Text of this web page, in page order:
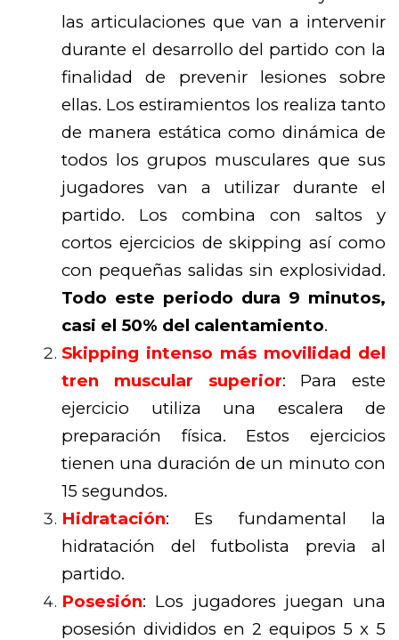
las articulaciones que van a intervenir
durante el desarrollo del partido con la
finalidad de prevenir lesiones sobre
ellas. Los estiramientos los realiza tanto
de manera estática como dinámica de
todos los grupos musculares que sus
jugadores van a utilizar durante el
partido. Los combina con saltos y
cortos ejercicios de skipping así como
con pequeñas salidas sin explosividad.
Todo este periodo dura 9 minutos,
casi el 50% del calentamiento.
Skipping intenso más movilidad del
tren muscular superior: Para este
ejercicio utiliza una escalera de
preparación física. Estos ejercicios
tienen una duración de un minuto con
15 segundos.
Hidratación: Es fundamental la
hidratación del futbolista previa al
partido.
Posesión: Los jugadores juegan una
posesión divididos en 2 equipos 5 x 5